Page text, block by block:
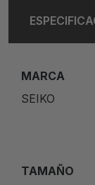
MARCA
SEIKO
TAMAÑO